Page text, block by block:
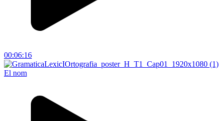
00:06:16
El nom